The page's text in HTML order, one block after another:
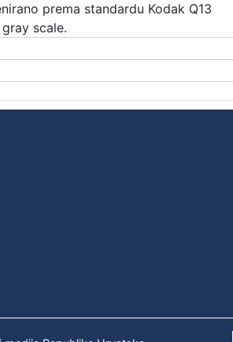
prema standardu Kodak Q13
scale.